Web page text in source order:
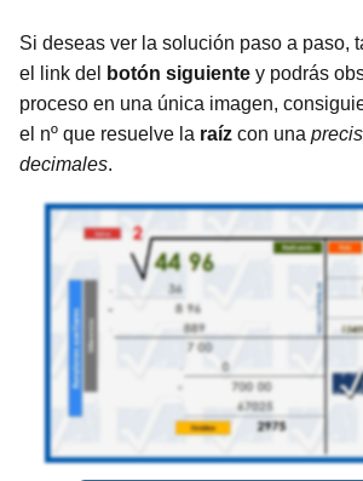
Si deseas ver la solución paso a paso,
el link del
botón siguiente y podrás
proceso en una única imagen,
el nº que resuelve la raíz con una
decimales.